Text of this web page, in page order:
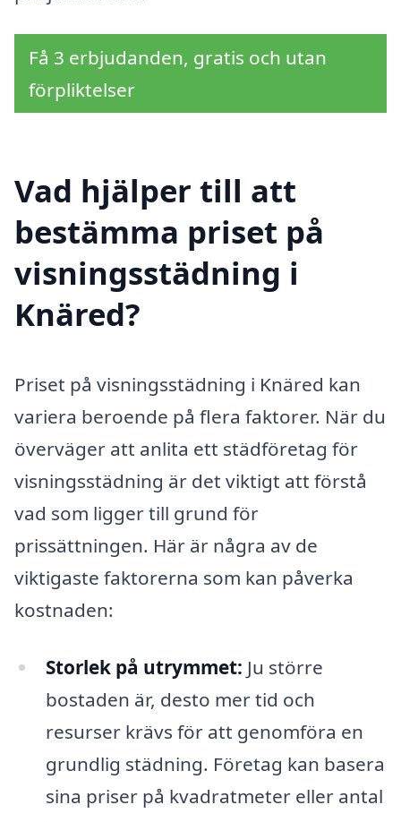
Få 3 erbjudanden, gratis och utan
förpliktelser
Vad hjälper till att
bestämma priset på
visningsstädning i
Knäred?
Priset på visningsstädning i Knäred kan
variera beroende på flera faktorer. När du
överväger att anlita ett städföretag för
visningsstädning är det viktigt att förstå
vad som ligger till grund för
prissättningen. Här är några av de
viktigaste faktorerna som kan påverka
kostnaden:
Storlek på utrymmet: Ju större
bostaden är, desto mer tid och
resurser krävs för att genomföra en
grundlig städning. Företag kan basera
sina priser på kvadratmeter eller antal